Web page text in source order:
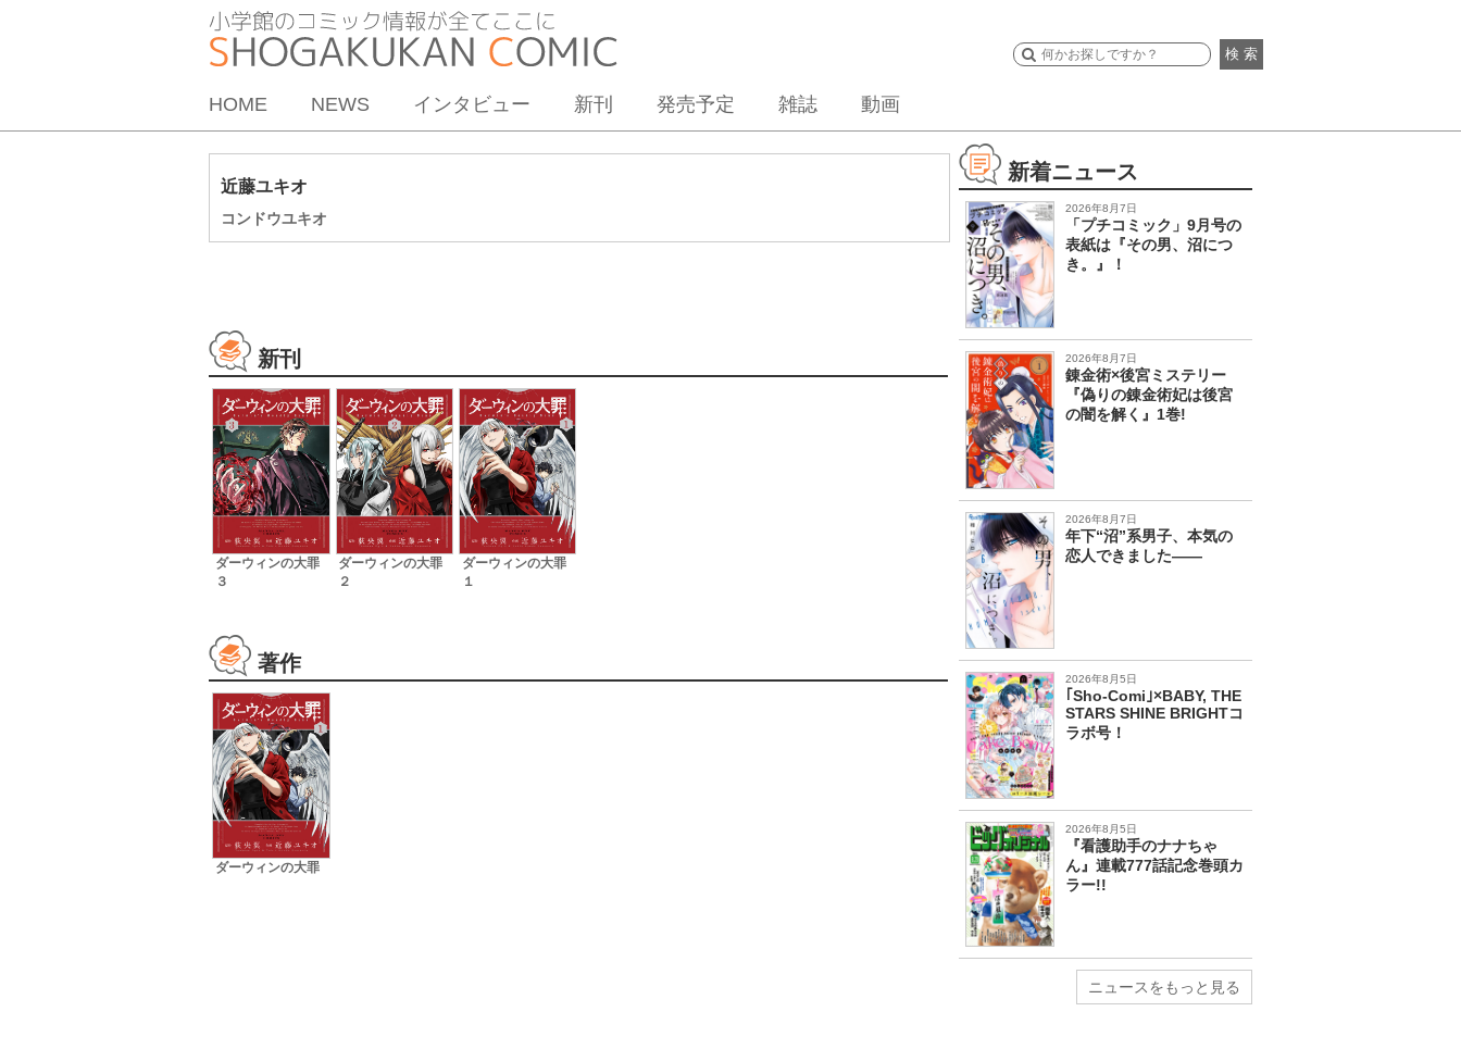
検 索
HOME NEWS インタビュー 新刊 発売予定 雑誌 動画
近藤ユキオ
コンドウユキオ
新刊
ダーウィンの大罪
３
ダーウィンの大罪
２
ダーウィンの大罪
１
著作
ダーウィンの大罪
新着ニュース
2026年8月7日
「プチコミック」9月号の
表紙は『その男、沼につ
き。』！
2026年8月7日
錬金術×後宮ミステリー
『偽りの錬金術妃は後宮
の闇を解く』1巻!
2026年8月7日
年下“沼”系男子、本気の
恋人できました――
2026年8月5日
｢Sho-Comi｣×BABY, THE
STARS SHINE BRIGHTコ
ラボ号！
2026年8月5日
『看護助手のナナちゃ
ん』連載777話記念巻頭カ
ラー!!
ニュースをもっと見る